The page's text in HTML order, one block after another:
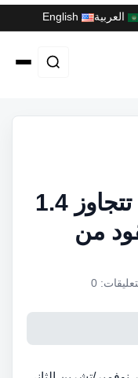
العربية English
ثروة عائلة آل سعود تتجاوز 1.4
من
0